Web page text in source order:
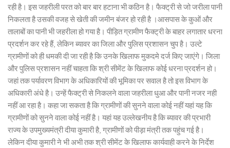
रही है। इस जहरीली परत को बार बार हटाना भी कठिन है। फैक्ट्री से जो जरीला पानी
निकलता है उसकी वजह से खेती की जमीन बंजर हो रही है ।आसपास के कुओं और
तालाबों का पानी भी जहरीला हो गया है। पीड़ित ग्रामीण फैक्ट्री के बाहर लगातार धरना
प्रदर्शन कर रहे हैं, लेकिन ब्यावर का जिला और पुलिस प्रशासन चुप है। उल्टे
ग्रामीणों को ही धमकी दी जा रही है कि उनके खिलाफ मुकदमे दर्ज किए जाएंगे। जिला
और पुलिस प्रशासन नहीं चाहता कि श्री सीमेंट के खिलाफ कोई धरना प्रदर्शन हो।
जहां तक पर्यावरण विभाग के अधिकारियों की भूमिका पर सवाल है तो इस विभाग के
अधिकारी अंधे है। उन्हें फैक्ट्री से निकलने वाला जहरीला धुआ और पानी नजर नही
नहीं आ रहा है। कहा जा सकता है कि ग्रामीणों की सुनने वाला कोई नहीं यहां यह कि
ग्रामीणों को सुनने वाला कोई नहीं है। यहां यह उल्लेखनीय है कि ब्यावर की प्रभारी
राज्य के उपमुख्यमंत्री दीया कुमारी है, ग्रामीणों को पीड़ा मंत्री तक पहुंच गई है।
लेकिन दीया कुमारी ने भी अभी तक श्री सीमेंट के खिलाफ कार्यवाही करने के निर्देश